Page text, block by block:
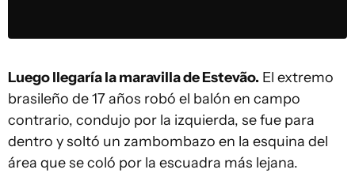
Luego llegaría la maravilla de Estevão. El extremo
brasileño de 17 años robó el balón en campo
contrario, condujo por la izquierda, se fue para
dentro y soltó un zambombazo en la esquina del
área que se coló por la escuadra más lejana.